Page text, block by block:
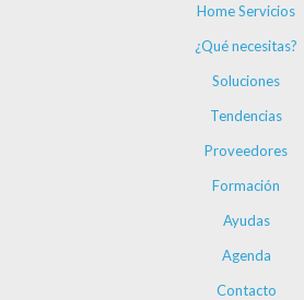
Home Servicios
¿Qué necesitas?
Soluciones
Tendencias
Proveedores
Formación
Ayudas
Agenda
Contacto